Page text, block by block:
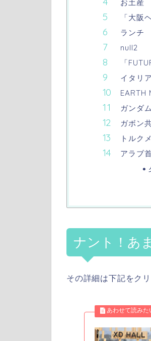
お土産
「大阪
ランチ
null2
「
イタリア
EARTH
ガンダム
ガボン
トルク
アラブ
ナント！あ
その詳細は下記をク